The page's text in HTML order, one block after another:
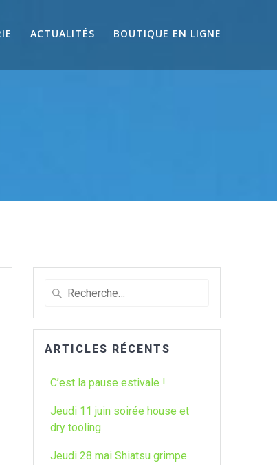
ACTUALITÉS BOUTIQUE EN LIGNE
Recherche
:
ARTICLES RÉCENTS
C’est la pause estivale !
Jeudi 11 juin soirée house et
dry tooling
Jeudi 28 mai Shiatsu grimpe